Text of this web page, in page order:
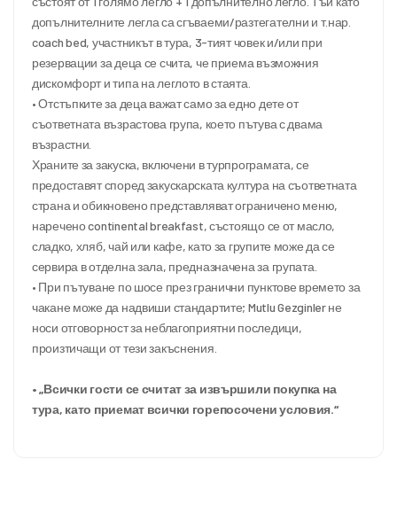
допълнителните легла са сгъваеми/разтегателни и т.нар.
coach bed, участникът в тура, 3-тият човек и/или при
резервации за деца се счита, че приема възможния
дискомфорт и типа на леглото в стаята.
• Отстъпките за деца важат само за едно дете от
съответната възрастова група, което пътува с двама
възрастни.
Храните за закуска, включени в турпрограмата, се
предоставят според закускарската култура на съответната
страна и обикновено представляват ограничено меню,
наречено continental breakfast, състоящо се от масло,
сладко, хляб, чай или кафе, като за групите може да се
сервира в отделна зала, предназначена за групата.
• При пътуване по шосе през гранични пунктове времето за
чакане може да надвиши стандартите; Mutlu Gezginler не
носи отговорност за неблагоприятни последици,
произтичащи от тези закъснения.
• „Всички гости се считат за извършили покупка на
тура, като приемат всички горепосочени условия.“